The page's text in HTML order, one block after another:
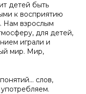
детей быть
к восприятию
Нам взрослым
для детей,
играли и
мир. Мир,
слов,